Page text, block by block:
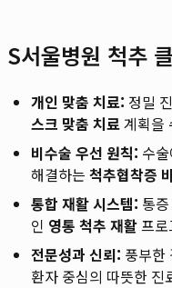
S서울병원 척추
개인 맞춤 치료: 정밀
스크 맞춤 치료계획을
비수술 우선 원칙: 수
해결하는 척추협착증
통합 재활 시스템: 통
인 영통 척추 재활프
전문성과 신뢰: 풍부한
환자 중심의 따뜻한 진